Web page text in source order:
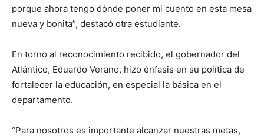
porque ahora tengo dónde poner mi cuento en esta mesa
nueva y bonita”, destacó otra estudiante.
En torno al reconocimiento recibido, el gobernador del
Atlántico, Eduardo Verano, hizo énfasis en su política de
fortalecer la educación, en especial la básica en el
departamento.
“Para nosotros es importante alcanzar nuestras metas,